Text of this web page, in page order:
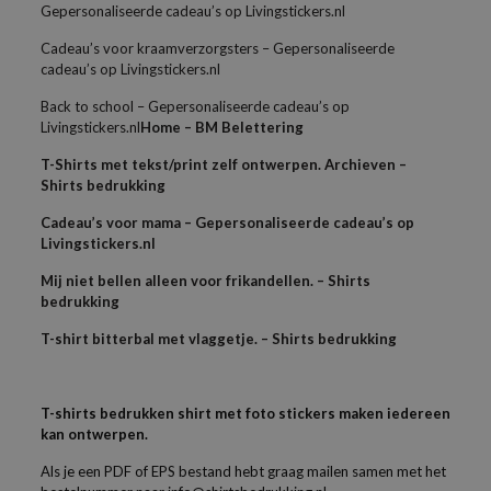
Gepersonaliseerde cadeau’s op Livingstickers.nl
Cadeau’s voor kraamverzorgsters – Gepersonaliseerde
cadeau’s op Livingstickers.nl
Back to school – Gepersonaliseerde cadeau’s op
Livingstickers.nlHome – BM Belettering
T-Shirts met tekst/print zelf ontwerpen. Archieven –
Shirts bedrukking
Cadeau’s voor mama – Gepersonaliseerde cadeau’s op
Livingstickers.nl
Mij niet bellen alleen voor frikandellen. – Shirts
bedrukking
T-shirt bitterbal met vlaggetje. – Shirts bedrukking
T-shirts bedrukken shirt met foto stickers maken iedereen
kan ontwerpen.
Als je een PDF of EPS bestand hebt graag mailen samen met het